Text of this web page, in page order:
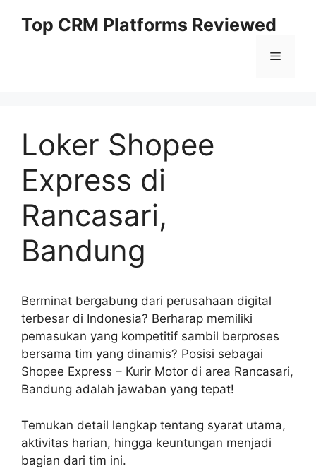
Top CRM Platforms Reviewed
Menu
Loker Shopee
Express di
Rancasari,
Bandung
Berminat bergabung dari perusahaan digital
terbesar di Indonesia? Berharap memiliki
pemasukan yang kompetitif sambil berproses
bersama tim yang dinamis? Posisi sebagai
Shopee Express – Kurir Motor di area Rancasari,
Bandung adalah jawaban yang tepat!
Temukan detail lengkap tentang syarat utama,
aktivitas harian, hingga keuntungan menjadi
bagian dari tim ini.